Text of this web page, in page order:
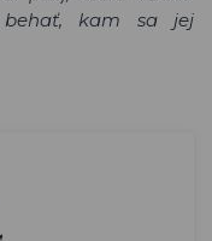
behať, kam sa jej